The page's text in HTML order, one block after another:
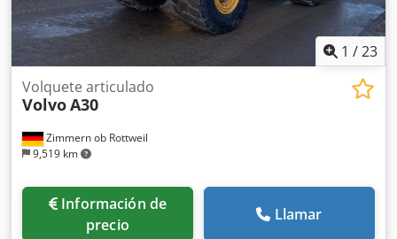
1 /23
Zimmern ob Rottweil
9,519 km
Volquete articulado
VolvoA30
Información de
precio
Llamar